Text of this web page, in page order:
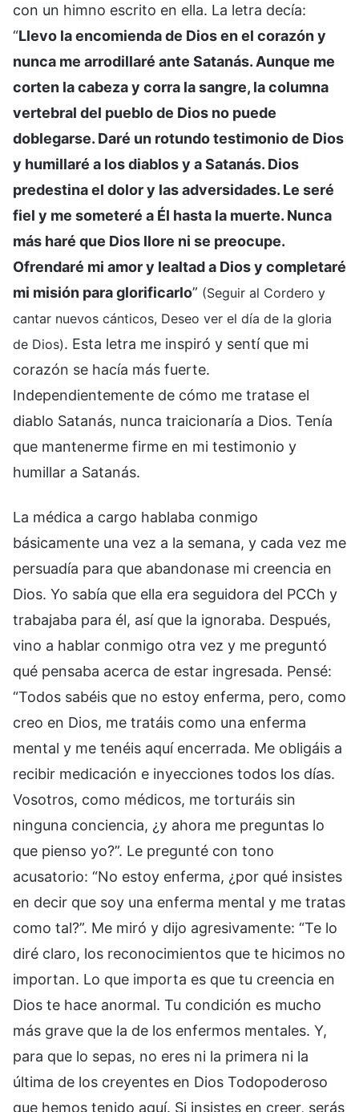
con un himno escrito en ella. La letra decía:
“Llevo la encomienda de Dios en el corazón y
nunca me arrodillaré ante Satanás. Aunque me
corten la cabeza y corra la sangre, la columna
vertebral del pueblo de Dios no puede
doblegarse. Daré un rotundo testimonio de Dios
y humillaré a los diablos y a Satanás. Dios
predestina el dolor y las adversidades. Le seré
fiel y me someteré a Él hasta la muerte. Nunca
más haré que Dios llore ni se preocupe.
Ofrendaré mi amor y lealtad a Dios y completaré
mi misión para glorificarlo” (Seguir al Cordero y
cantar nuevos cánticos, Deseo ver el día de la gloria
de Dios). Esta letra me inspiró y sentí que mi
corazón se hacía más fuerte.
Independientemente de cómo me tratase el
diablo Satanás, nunca traicionaría a Dios. Tenía
que mantenerme firme en mi testimonio y
humillar a Satanás.
La médica a cargo hablaba conmigo
básicamente una vez a la semana, y cada vez me
persuadía para que abandonase mi creencia en
Dios. Yo sabía que ella era seguidora del PCCh y
trabajaba para él, así que la ignoraba. Después,
vino a hablar conmigo otra vez y me preguntó
qué pensaba acerca de estar ingresada. Pensé:
“Todos sabéis que no estoy enferma, pero, como
creo en Dios, me tratáis como una enferma
mental y me tenéis aquí encerrada. Me obligáis a
recibir medicación e inyecciones todos los días.
Vosotros, como médicos, me torturáis sin
ninguna conciencia, ¿y ahora me preguntas lo
que pienso yo?”. Le pregunté con tono
acusatorio: “No estoy enferma, ¿por qué insistes
en decir que soy una enferma mental y me tratas
como tal?”. Me miró y dijo agresivamente: “Te lo
diré claro, los reconocimientos que te hicimos no
importan. Lo que importa es que tu creencia en
Dios te hace anormal. Tu condición es mucho
más grave que la de los enfermos mentales. Y,
para que lo sepas, no eres ni la primera ni la
última de los creyentes en Dios Todopoderoso
que hemos tenido aquí. Si insistes en creer, serás